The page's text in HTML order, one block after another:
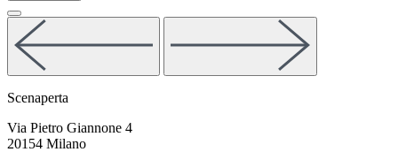
Scenaperta
Via Pietro Giannone 4
20154 Milano